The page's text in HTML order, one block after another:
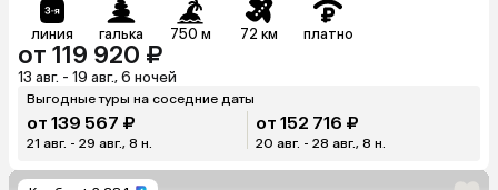
линия галька 750 м 72 км платно
от 119 920 ₽
13 авг. - 19 авг., 6 ночей
Выгодные туры на соседние даты
от 139 567 ₽
21 авг. - 29 авг., 8 н.
от 152 716 ₽
20 авг. - 28 авг., 8 н.